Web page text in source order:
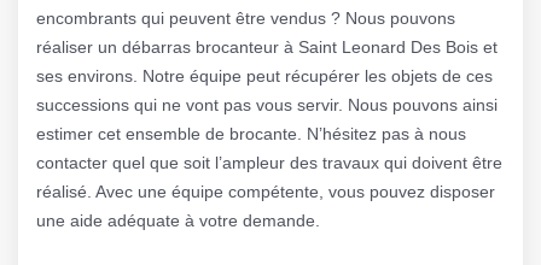
encombrants qui peuvent être vendus ? Nous pouvons
réaliser un débarras brocanteur à Saint Leonard Des Bois et
ses environs. Notre équipe peut récupérer les objets de ces
successions qui ne vont pas vous servir. Nous pouvons ainsi
estimer cet ensemble de brocante. N’hésitez pas à nous
contacter quel que soit l’ampleur des travaux qui doivent être
réalisé. Avec une équipe compétente, vous pouvez disposer
une aide adéquate à votre demande.